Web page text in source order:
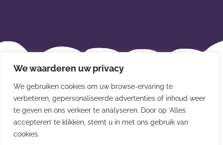
We waarderen uw privacy
We gebruiken cookies om uw browse-ervaring te
verbeteren, gepersonaliseerde advertenties of inhoud weer
te geven en ons verkeer te analyseren. Door op ‘Alles
accepteren’ te klikken, stemt u in met ons gebruik van
cookies.
Beleidsverklaring
Privacybeleid
Disclaimer
Leveringsvoorwaarden
© Van der Meulen Souvenirs en kaarten 2026